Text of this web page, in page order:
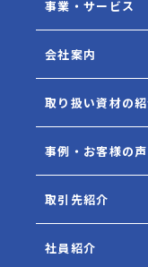
事業・サービス
会社案内
取り扱い資材の
事例・お客様の声
取引先紹介
社員紹介